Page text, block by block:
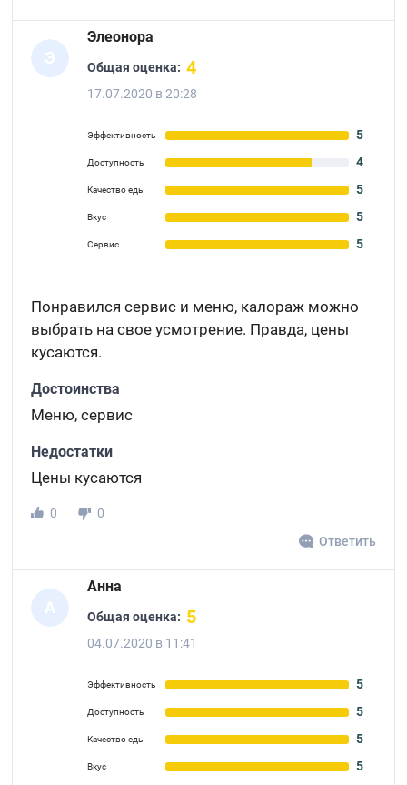
Э
Элеонора
Общая оценка: 4
17.07.2020 в 20:28
Эффективность 5
Доступность 4
Качество еды 5
Вкус 5
Сервис 5
Понравился сервис и меню, калораж можно
выбрать на свое усмотрение. Правда, цены
кусаются.
Достоинства
Меню, сервис
Недостатки
Цены кусаются
0
0
Ответить
А
Анна
Общая оценка: 5
04.07.2020 в 11:41
Эффективность 5
Доступность 5
Качество еды 5
Вкус 5